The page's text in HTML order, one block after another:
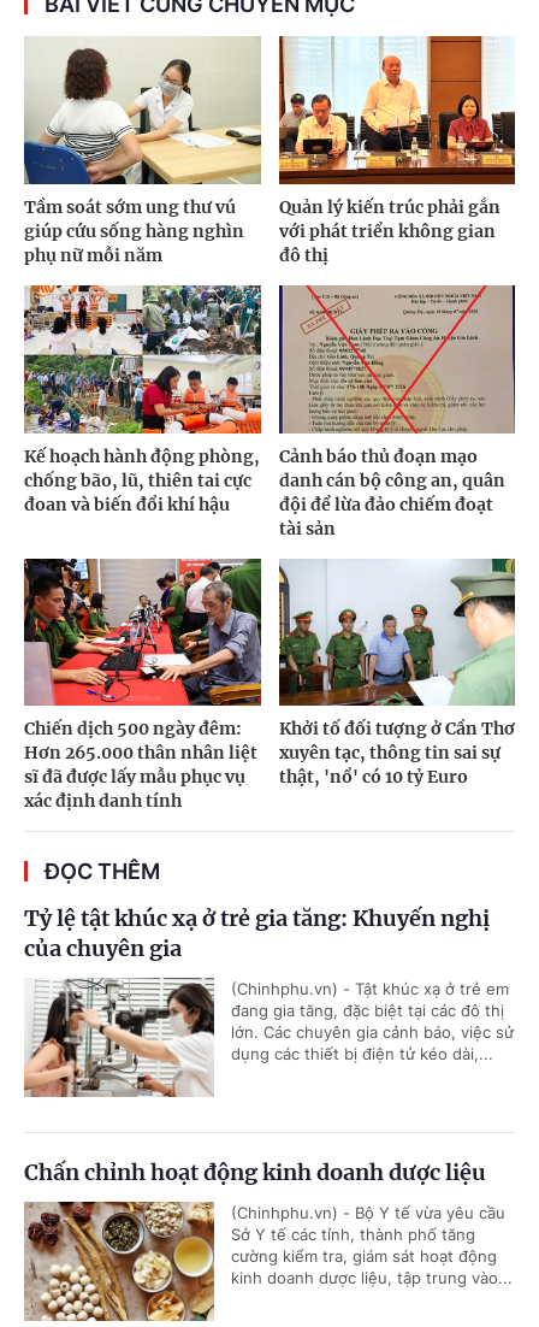
Tầm soát sớm ung thư vú
giúp cứu sống hàng nghìn
phụ nữ mỗi năm
Quản lý kiến trúc phải gắn
với phát triển không gian
đô thị
Kế hoạch hành động phòng,
chống bão, lũ, thiên tai cực
đoan và biến đổi khí hậu
Cảnh báo thủ đoạn mạo
danh cán bộ công an, quân
đội để lừa đảo chiếm đoạt
tài sản
Chiến dịch 500 ngày đêm:
Hơn 265.000 thân nhân liệt
sĩ đã được lấy mẫu phục vụ
xác định danh tính
Khởi tố đối tượng ở Cần Thơ
xuyên tạc, thông tin sai sự
thật, 'nổ' có 10 tỷ Euro
ĐỌC THÊM
Tỷ lệ tật khúc xạ ở trẻ gia tăng: Khuyến nghị
của chuyên gia
(Chinhphu.vn) - Tật khúc xạ ở trẻ em
đang gia tăng, đặc biệt tại các đô thị
lớn. Các chuyên gia cảnh báo, việc sử
dụng các thiết bị điện tử kéo dài,...
Chấn chỉnh hoạt động kinh doanh dược liệu
(Chinhphu.vn) - Bộ Y tế vừa yêu cầu
Sở Y tế các tỉnh, thành phố tăng
cường kiểm tra, giám sát hoạt động
kinh doanh dược liệu, tập trung vào...